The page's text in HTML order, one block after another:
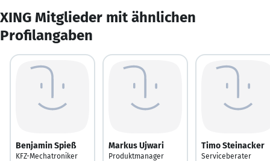
XING Mitglieder mit ähnlichen
Profilangaben
Benjamin Spieß
KFZ-Mechatroniker
Markus Ujwari
Produktmanager
Timo Steinacker
Serviceberater